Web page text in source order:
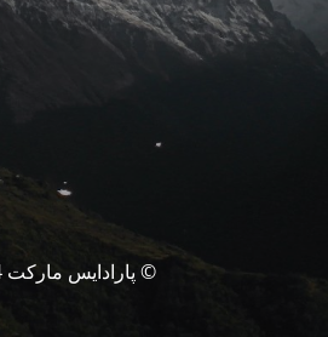
© پارادایس مارکت 2024